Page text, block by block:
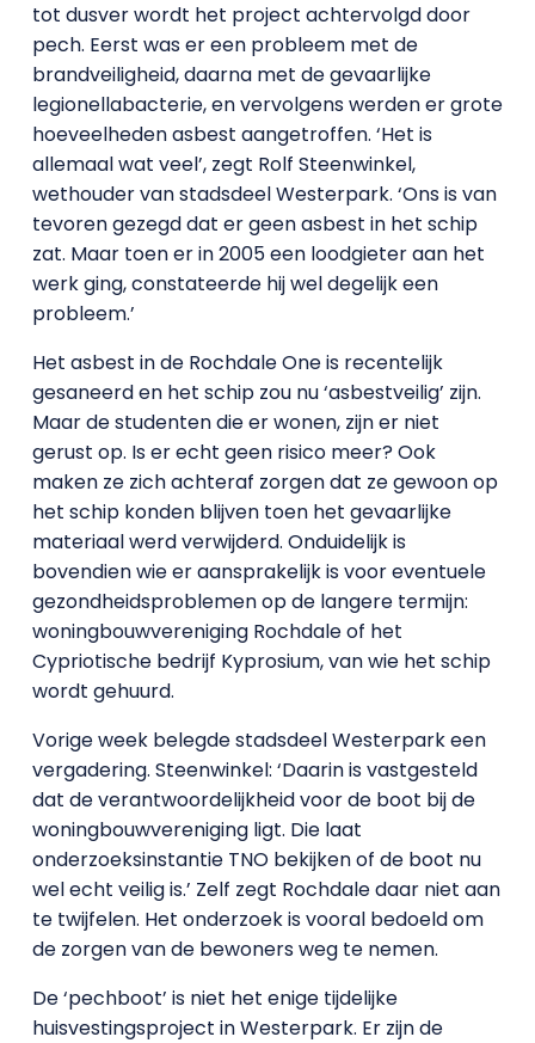
tot dusver wordt het project achtervolgd door
pech. Eerst was er een probleem met de
brandveiligheid, daarna met de gevaarlijke
legionellabacterie, en vervolgens werden er grote
hoeveelheden asbest aangetroffen. ‘Het is
allemaal wat veel’, zegt Rolf Steenwinkel,
wethouder van stadsdeel Westerpark. ‘Ons is van
tevoren gezegd dat er geen asbest in het schip
zat. Maar toen er in 2005 een loodgieter aan het
werk ging, constateerde hij wel degelijk een
probleem.’
Het asbest in de Rochdale One is recentelijk
gesaneerd en het schip zou nu ‘asbestveilig’ zijn.
Maar de studenten die er wonen, zijn er niet
gerust op. Is er echt geen risico meer? Ook
maken ze zich achteraf zorgen dat ze gewoon op
het schip konden blijven toen het gevaarlijke
materiaal werd verwijderd. Onduidelijk is
bovendien wie er aansprakelijk is voor eventuele
gezondheidsproblemen op de langere termijn:
woningbouwvereniging Rochdale of het
Cypriotische bedrijf Kyprosium, van wie het schip
wordt gehuurd.
Vorige week belegde stadsdeel Westerpark een
vergadering. Steenwinkel: ‘Daarin is vastgesteld
dat de verantwoordelijkheid voor de boot bij de
woningbouwvereniging ligt. Die laat
onderzoeksinstantie TNO bekijken of de boot nu
wel echt veilig is.’ Zelf zegt Rochdale daar niet aan
te twijfelen. Het onderzoek is vooral bedoeld om
de zorgen van de bewoners weg te nemen.
De ‘pechboot’ is niet het enige tijdelijke
huisvestingsproject in Westerpark. Er zijn de